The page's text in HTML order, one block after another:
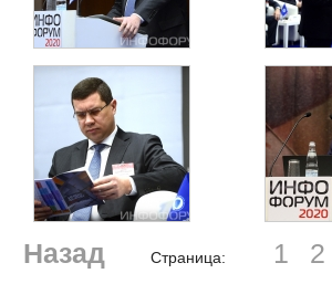
Страница:
Назад 1 2